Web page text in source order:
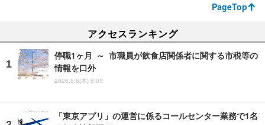
PageTop
アクセスランキング
停職1ヶ月 ～ 市職員が飲食店関係者に関する市税等の
情報を口外
2026.8.6(木) 8:05
「東京アプリ」の運営に係るコールセンター業務で1名